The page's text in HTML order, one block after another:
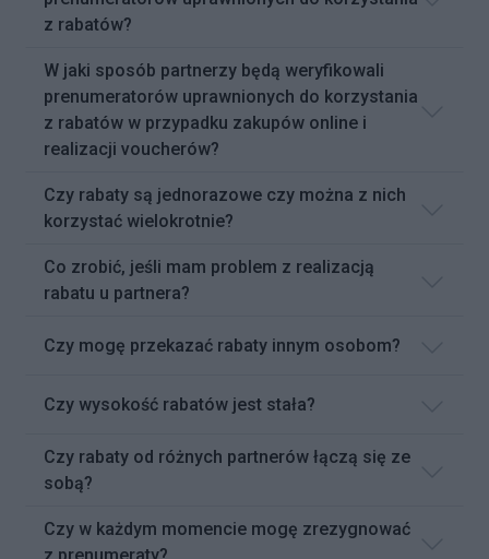
z rabatów?
W jaki sposób partnerzy będą weryfikowali
prenumeratorów uprawnionych do korzystania
z rabatów w przypadku zakupów online i
realizacji voucherów?
Czy rabaty są jednorazowe czy można z nich
korzystać wielokrotnie?
Co zrobić, jeśli mam problem z realizacją
rabatu u partnera?
Czy mogę przekazać rabaty innym osobom?
Czy wysokość rabatów jest stała?
Czy rabaty od różnych partnerów łączą się ze
sobą?
Czy w każdym momencie mogę zrezygnować